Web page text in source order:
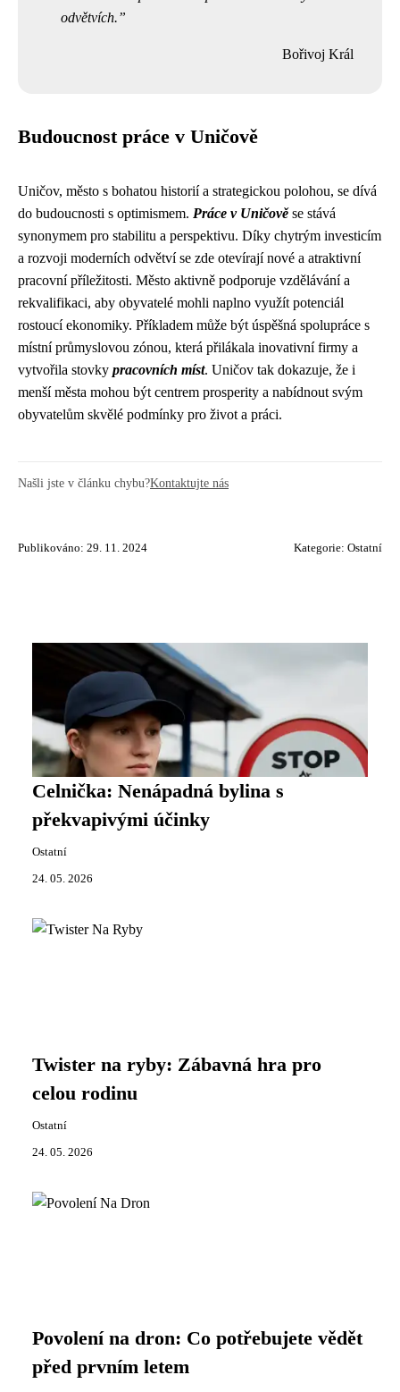
odvětvích.
Bořivoj Král
Budoucnost práce v Uničově
Uničov, město s bohatou historií a strategickou polohou, se dívá
do budoucnosti s optimismem. Práce v Uničověse stává
synonymem pro stabilitu a perspektivu. Díky chytrým investicím
a rozvoji moderních odvětví se zde otevírají nové a atraktivní
pracovní příležitosti. Město aktivně podporuje vzdělávání a
rekvalifikaci, aby obyvatelé mohli naplno využít potenciál
rostoucí ekonomiky. Příkladem může být úspěšná spolupráce s
místní průmyslovou zónou, která přilákala inovativní firmy a
vytvořila stovky pracovních míst. Uničov tak dokazuje, že i
menší města mohou být centrem prosperity a nabídnout svým
obyvatelům skvělé podmínky pro život a práci.
Našli jste v článku chybu?Kontaktujte nás
Publikováno: 29. 11. 2024 Kategorie: Ostatní
Celnička: Nenápadná bylina s
překvapivými účinky
Ostatní
24. 05. 2026
Twister na ryby: Zábavná hra pro
celou rodinu
Ostatní
24. 05. 2026
Povolení na dron: Co potřebujete vědět
před prvním letem